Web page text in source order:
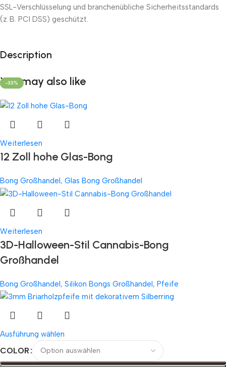
SSL-Verschlüsselung und branchenübliche Sicherheitsstandards
(z. B. PCI DSS) geschützt.
Unbeatable offers
Description
You may also like
Weiterlesen
12 Zoll hohe Glas-Bong
Bong Großhandel, Glas Bong Großhandel
Weiterlesen
3D-Halloween-Stil Cannabis-Bong
Großhandel
Bong Großhandel, Silikon Bongs Großhandel, Pfeife
-25%
Ausführung wählen
COLOR
-33%